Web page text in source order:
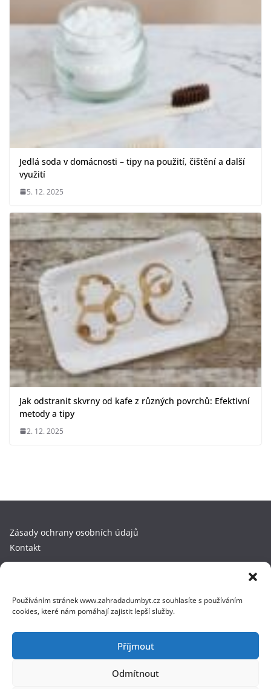
Používáním stránek www.zahradadumbyt.cz souhlasíte s používáním
cookies, které nám pomáhají zajistit lepší služby.
Příjmout
Odmítnout
Jedlá soda v domácnosti – tipy na použití, čištění a další
využití
5. 12. 2025
Jak odstranit skvrny od kafe z různých povrchů: Efektivní
metody a tipy
2. 12. 2025
Zásady ochrany osobních údajů
Kontakt
Copyright © 2025 ZahradaDumByt.cz. Kopírování a přebírání
práva vyhrazena. Fotky používáme zDepositPhotos.com.
vyhrazena.